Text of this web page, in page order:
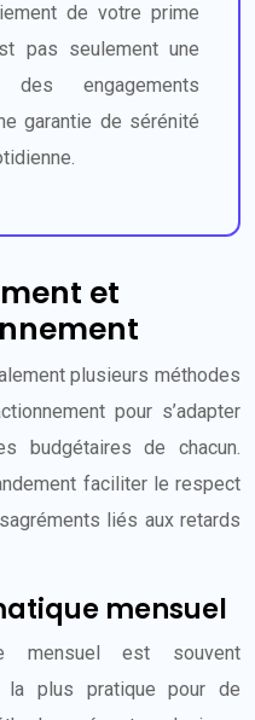
de votre prime
pas seulement une
engagements
garantie de sérénité
et
plusieurs méthodes
pour s’adapter
budgétaires de chacun.
faciliter le respect
liés aux retards
mensuel
mensuel est souvent
la plus pratique pour de